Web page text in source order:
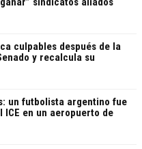
culpables después de la
y recalcula su
un futbolista argentino fue
ICE en un aeropuerto de